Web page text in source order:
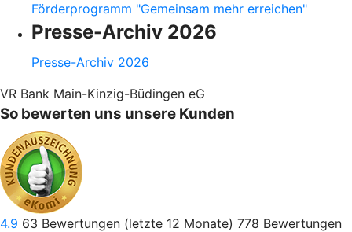
Förderprogramm "Gemeinsam mehr erreichen"
Presse-Archiv 2026
Presse-Archiv 2026
VR Bank Main-Kinzig-Büdingen eG
So bewerten uns unsere Kunden
4.9 63 Bewertungen (letzte 12 Monate) 778 Bewertungen